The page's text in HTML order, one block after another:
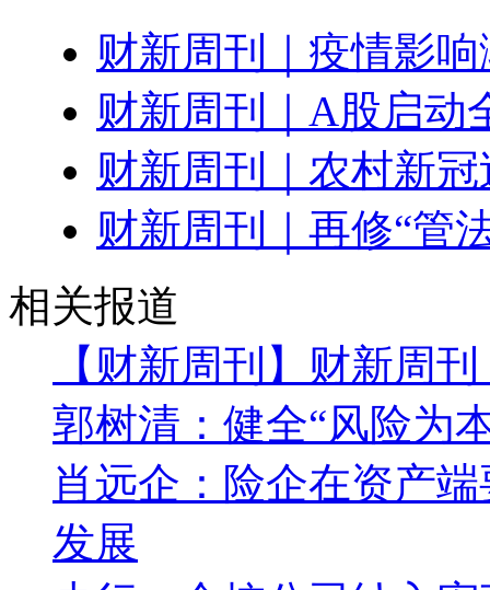
财新周刊｜疫情影
财新周刊｜A股启动
财新周刊｜农村新
财新周刊｜再修“管
相关报道
【财新周刊】财新周
郭树清：健全“风险为
肖远企：险企在资产
发展